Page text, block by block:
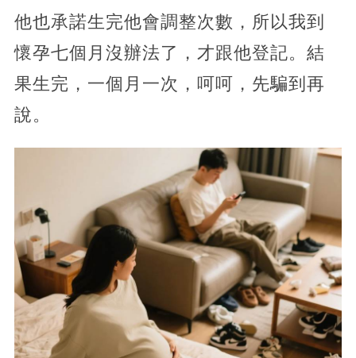
他也承諾生完他會調整次數，所以我到
懷孕七個月沒辦法了，才跟他登記。結
果生完，一個月一次，呵呵，先騙到再
說。